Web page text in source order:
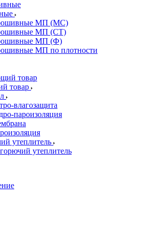
МП (МС)
МП (СТ)
МП (Ф)
МП по плотности
товар
влагозащита
пароизоляция
утеплитель
утеплитель